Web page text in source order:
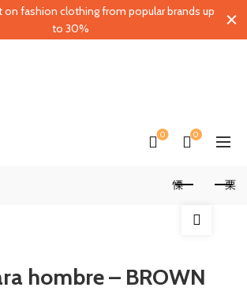
0 0
hombre – BROWN
on fashion clothing from popular brands up
to 30%